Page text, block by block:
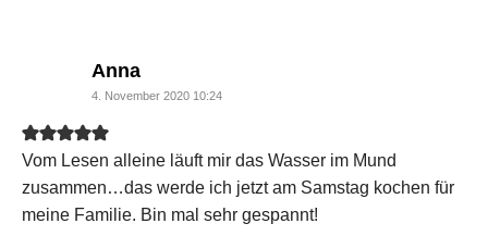
Annasays:
4. November 2020 10:24
Vom Lesen alleine läuft mir das Wasser im Mund
zusammen…das werde ich jetzt am Samstag kochen für
meine Familie. Bin mal sehr gespannt!